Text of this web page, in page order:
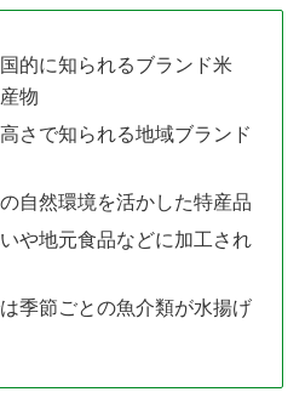
的に知られるブランド米
物
さで知られる地域ブランド
自然環境を活かした特産品
や地元食品などに加工され
季節ごとの魚介類が水揚げ